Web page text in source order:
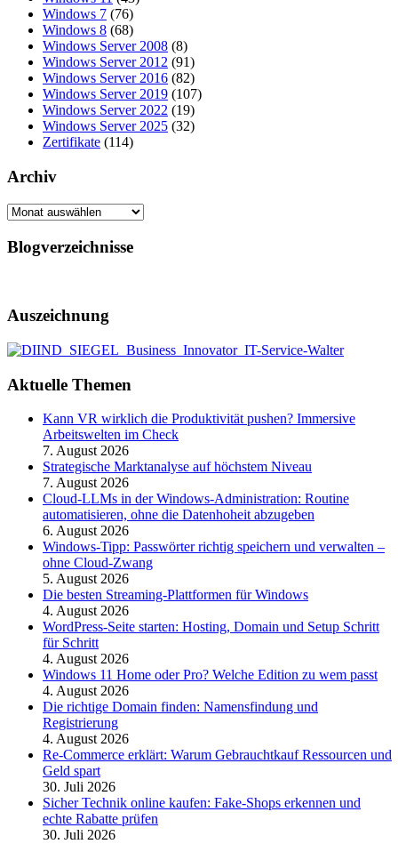
Windows 7 (76)
Windows 8 (68)
Windows Server 2008 (8)
Windows Server 2012 (91)
Windows Server 2016 (82)
Windows Server 2019 (107)
Windows Server 2022 (19)
Windows Server 2025 (32)
Zertifikate (114)
Archiv
Archiv
Blogverzeichnisse
Auszeichnung
Aktuelle Themen
Kann VR wirklich die Produktivität pushen? Immersive
Arbeitswelten im Check
7. August 2026
Strategische Marktanalyse auf höchstem Niveau
7. August 2026
Cloud-LLMs in der Windows-Administration: Routine
automatisieren, ohne die Datenhoheit abzugeben
6. August 2026
Windows-Tipp: Passwörter richtig speichern und verwalten –
ohne Cloud-Zwang
5. August 2026
Die besten Streaming-Plattformen für Windows
4. August 2026
WordPress-Seite starten: Hosting, Domain und Setup Schritt
für Schritt
4. August 2026
Windows 11 Home oder Pro? Welche Edition zu wem passt
4. August 2026
Die richtige Domain finden: Namensfindung und
Registrierung
4. August 2026
Re-Commerce erklärt: Warum Gebrauchtkauf Ressourcen und
Geld spart
30. Juli 2026
Sicher Technik online kaufen: Fake-Shops erkennen und
echte Rabatte prüfen
30. Juli 2026